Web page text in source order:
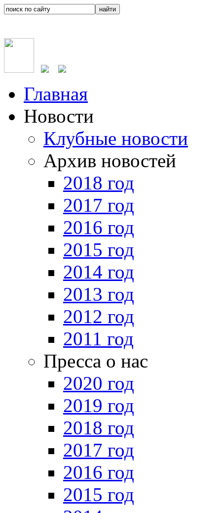
Главная
Новости
Клубные новости
Архив новостей
2018 год
2017 год
2016 год
2015 год
2014 год
2013 год
2012 год
2011 год
Пресса о нас
2020 год
2019 год
2018 год
2017 год
2016 год
2015 год